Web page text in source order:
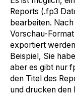
Reports (.fp3
bearbeiten.
Vorschau-
exportiert
Beispiel, Sie
aber es gibt nur
den Titel des
und drucken den